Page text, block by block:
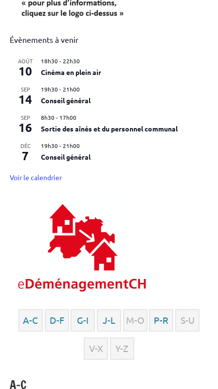
Évènements à venir
AOÛT
10
18h30- 22h30
Cinéma en plein air
SEP
14
19h30- 21h00
Conseil général
SEP
16
8h30- 17h00
Sortie des aînés et du personnel communal
DÉC
7
19h30- 21h00
Conseil général
Voir le calendrier
A-C D-F G-I J-L M-O P-R S-U
V-X Y-Z
A-C